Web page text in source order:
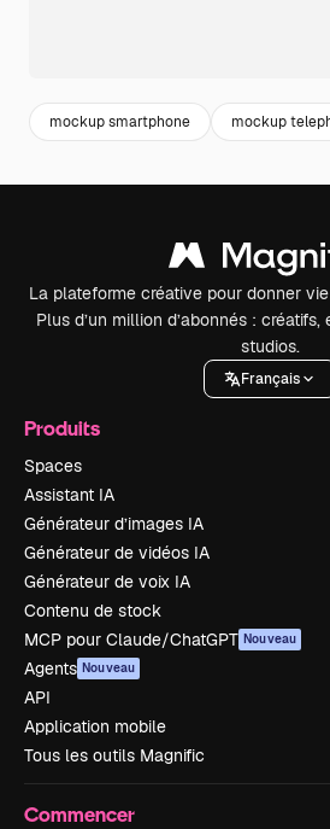
mockup smartphone mockup
La plateforme créative pour donner
Plus d’un million d’abonnés :
studios.
Français
Produits
Spaces
Assistant IA
Générateur d’images IA
Générateur de vidéos IA
Générateur de voix IA
Contenu de stock
MCP pour Claude/ChatGPT Nouveau
Agents Nouveau
API
Application mobile
Tous les outils Magnific
Commencer